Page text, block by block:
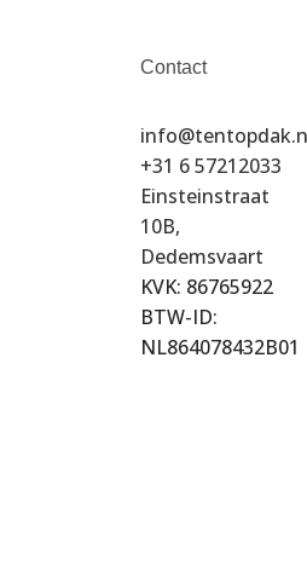
Contact
+31 6 57212033
Einsteinstraat
10B,
Dedemsvaart
KVK: 86765922
BTW-ID:
NL864078432B01